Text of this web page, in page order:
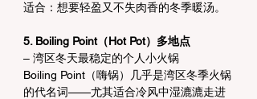
适合：想要轻盈又不失肉香的冬季暖汤。
5. Boiling Point（Hot Pot）多地点
– 湾区冬天最稳定的个人小火锅
Boiling Point（嗨锅）几乎是湾区冬季火锅
的代名词——尤其适合冷风中湿漉漉走进